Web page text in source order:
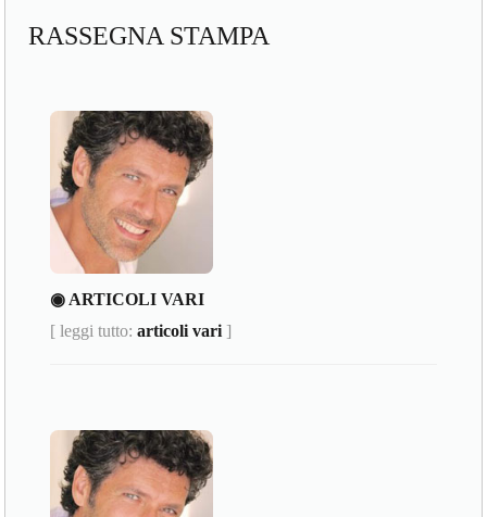
RASSEGNA STAMPA
◉ ARTICOLI VARI
[ leggi tutto:articoli vari ]